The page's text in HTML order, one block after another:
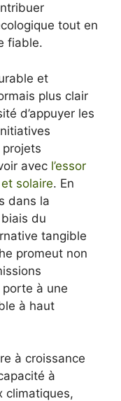
tout en
fiable.
et
plus clair
d’appuyer les
avec l’essor
solaire. En
dans la
du
tangible
promeut non
à une
à haut
à croissance
à
climatiques,